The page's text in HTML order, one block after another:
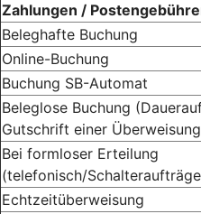
Zahlungen /
Beleghafte Buchung
Online-Buchung
Buchung SB-Automat
Beleglose Buchung
Gutschrift einer
Bei formloser Erteilung
(telefonisch/
Echtzeitüberweisung